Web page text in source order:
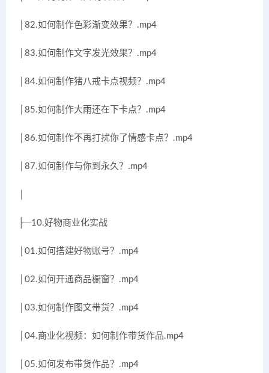
│82.如何制作色彩渐变效果？.mp4
│83.如何制作文字发光效果？.mp4
│84.如何制作猪八戒卡点视频？.mp4
│85.如何制作大雨还在下卡点？.mp4
│86.如何制作不再打扰你了情感卡点？.mp4
│87.如何制作与你到永久？.mp4
├─10.好物商业化实战
│01.如何搭建好物账号？.mp4
│02.如何开通商品橱窗？.mp4
│03.如何制作图文带货？.mp4
│04.商业化视频：如何制作带货作品.mp4
│05.如何发布带货作品？.mp4